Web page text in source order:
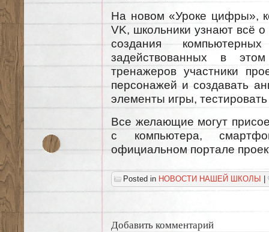
На новом «Уроке цифры»,
VK, школьники узнают всё о
создания
задействованных в
тренажеров участники
персонажей и создавать
элементы игры,
Все желающие могут
с компьютера,
официальном портале
Posted in НОВОСТИ НАШЕЙ ШКОЛЫ |
Добавить комментарий